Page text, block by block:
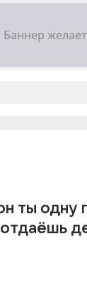
ты одну
отдаёшь